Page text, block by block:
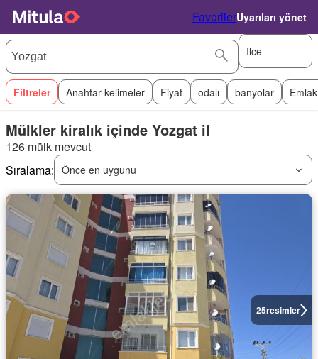
FavorilerUyarıları yönet
Ilce
Filtreler Anahtar kelimeler Fiyat odalı banyolar
Mülkler kiralık içinde Yozgat il
126 mülk mevcut
Sıralama: Önce en uygunu
25resimler